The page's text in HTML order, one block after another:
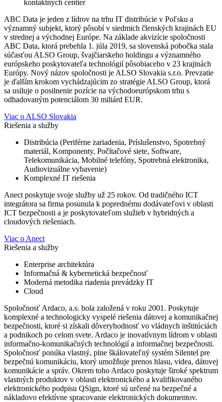
kontaktných centier
ABC Data je jeden z lídrov na trhu IT distribúcie v Poľsku a
významný subjekt, ktorý pôsobí v siedmich členských krajinách EU
v strednej a východnej Európe. Na základe akvizície spoločnosti
ABC Data, ktorá prebehla 1. júla 2019, sa slovenská pobočka stala
súčasťou ALSO Group, švajčiarskeho holdingu a významného
európskeho poskytovateľa technológií pôsobiaceho v 23 krajinách
Európy. Nový názov spoločnosti je ALSO Slovakia s.r.o. Prevzatie
je ďalším krokom vychádzajúcim zo stratégie ALSO Group, ktorá
sa usiluje o posilnenie pozície na východoeurópskom trhu s
odhadovaným potenciálom 30 miliárd EUR.
Viac o ALSO Slovakia
Riešenia a služby
Distribúcia (Periférne zariadenia, Príslušenstvo, Spotrebný
materiál, Komponenty, Počítačové siete, Software,
Telekomunikácia, Mobilné telefóny, Spotrebná elektronika,
Audiovizuálne vybavenie)
Komplexné IT riešenia
Anect poskytuje svoje služby už 25 rokov. Od tradičného ICT
integrátora sa firma posunula k poprednému dodávateľovi v oblasti
ICT bezpečnosti a je poskytovateľom služieb v hybridných a
cloudových riešeniach.
Viac o Anect
Riešenia a služby
Enterprise architektúra
Informačná & kybernetická bezpečnosť
Moderná metodika riadenia prevádzky IT
Cloud
Spoločnosť Ardaco, a.s. bola založená v roku 2001. Poskytuje
komplexné a technologicky vyspelé riešenia dátovej a komunikačnej
bezpečnosti, ktoré si získali dôveryhodnosť vo vládnych inštitúciách
a podnikoch po celom svete. Ardaco je inovatívnym lídrom v oblasti
informačno-komunikačných technológií a informačnej bezpečnosti.
Spoločnosť ponúka vlastný, plne škálovateľný systém Silentel pre
bezpečnú komunikáciu, ktorý umožňuje prenos hlasu, videa, dátovej
komunikácie a správ. Okrem toho Ardaco poskytuje široké spektrum
vlastných produktov v oblasti elektronického a kvalifikovaného
elektronického podpisu QSign, ktoré sú určené na bezpečné a
nákladovo efektívne spracovanie elektronických dokumentov.